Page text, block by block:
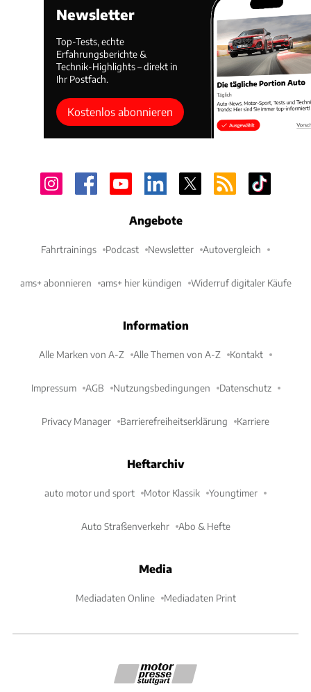
Newsletter
Top-Tests, echte
Erfahrungsberichte &
Technik-Highlights – direkt in
Ihr Postfach.
Kostenlos abonnieren
Angebote
Fahrtrainings Podcast Newsletter Autovergleich
ams+ abonnieren ams+ hier kündigen Widerruf digitaler Käufe
Information
Alle Marken von A-Z Alle Themen von A-Z Kontakt
Impressum AGB Nutzungsbedingungen Datenschutz
Privacy Manager Barrierefreiheitserklärung Karriere
Heftarchiv
auto motor und sport Motor Klassik Youngtimer
Auto Straßenverkehr Abo & Hefte
Media
Mediadaten Online Mediadaten Print